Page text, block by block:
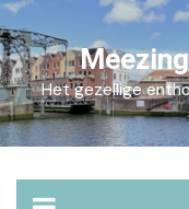
Skip
to
content
Het gezellige